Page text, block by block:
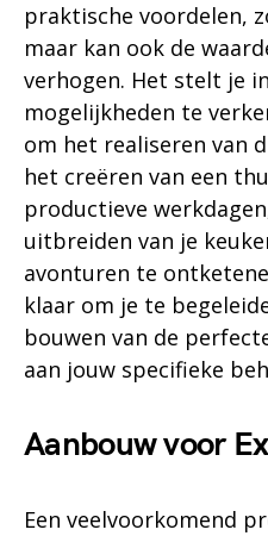
praktische voordelen,
maar kan ook de
verhogen. Het stelt je
mogelijkheden te
om het realiseren van
het creëren van een
productieve
uitbreiden van je
avonturen te
klaar om je te
bouwen van de
aan jouw specifieke
Aanbouw voor
Een veelvoorkomend